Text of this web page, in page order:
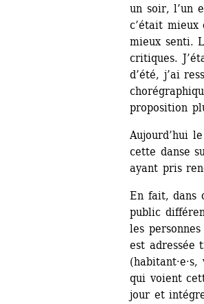
un soir, l’un
c’était
mieux senti.
critiques.
d’été, j’ai
proposition
Aujourd’hui
cette danse
ayant pris
En fait, dans
public
les
est adressée
qui voient
jour et